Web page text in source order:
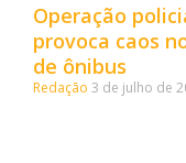
Operação
provoca caos
de ônibus
Redação 3 de julho de